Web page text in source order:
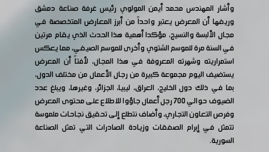
وأشار المهندس محمد أيمن المولوي رئيس غرفة صناعة دمشق
وريفها أن المعرض يعتبر واحداً من أبرز المعارض المتخصصة في
مجال الألبسة والنسيج، مؤكدا أهمية هذا الحدث الذي يقام مرتين
في السنة مرة للموسم الشتوي وأخرى للموسم الصيفي، مما يعكس
استمراريته وشهرته المعروفة في هذا المجال، لأفتاً أن المعرض
يستضيف اليوم مجموعة كبيرة من رجال الأعمال من مختلف الدول،
بما في ذلك دول الخليج، العراق، ليبيا، الجزائر، وغيرها، ويبلغ عدد
الضيوف حوالي 700 رجل أعمال جاؤوا للاطلاع على محتوى المعرض
وفرص التعاون التجاري، وأضاف نتطلع إلى تحقيق نجاحات ملموسة
تتمثل في إبرام الصفقات وزيادة الصادرات التي تمثل الصناعة
السورية.